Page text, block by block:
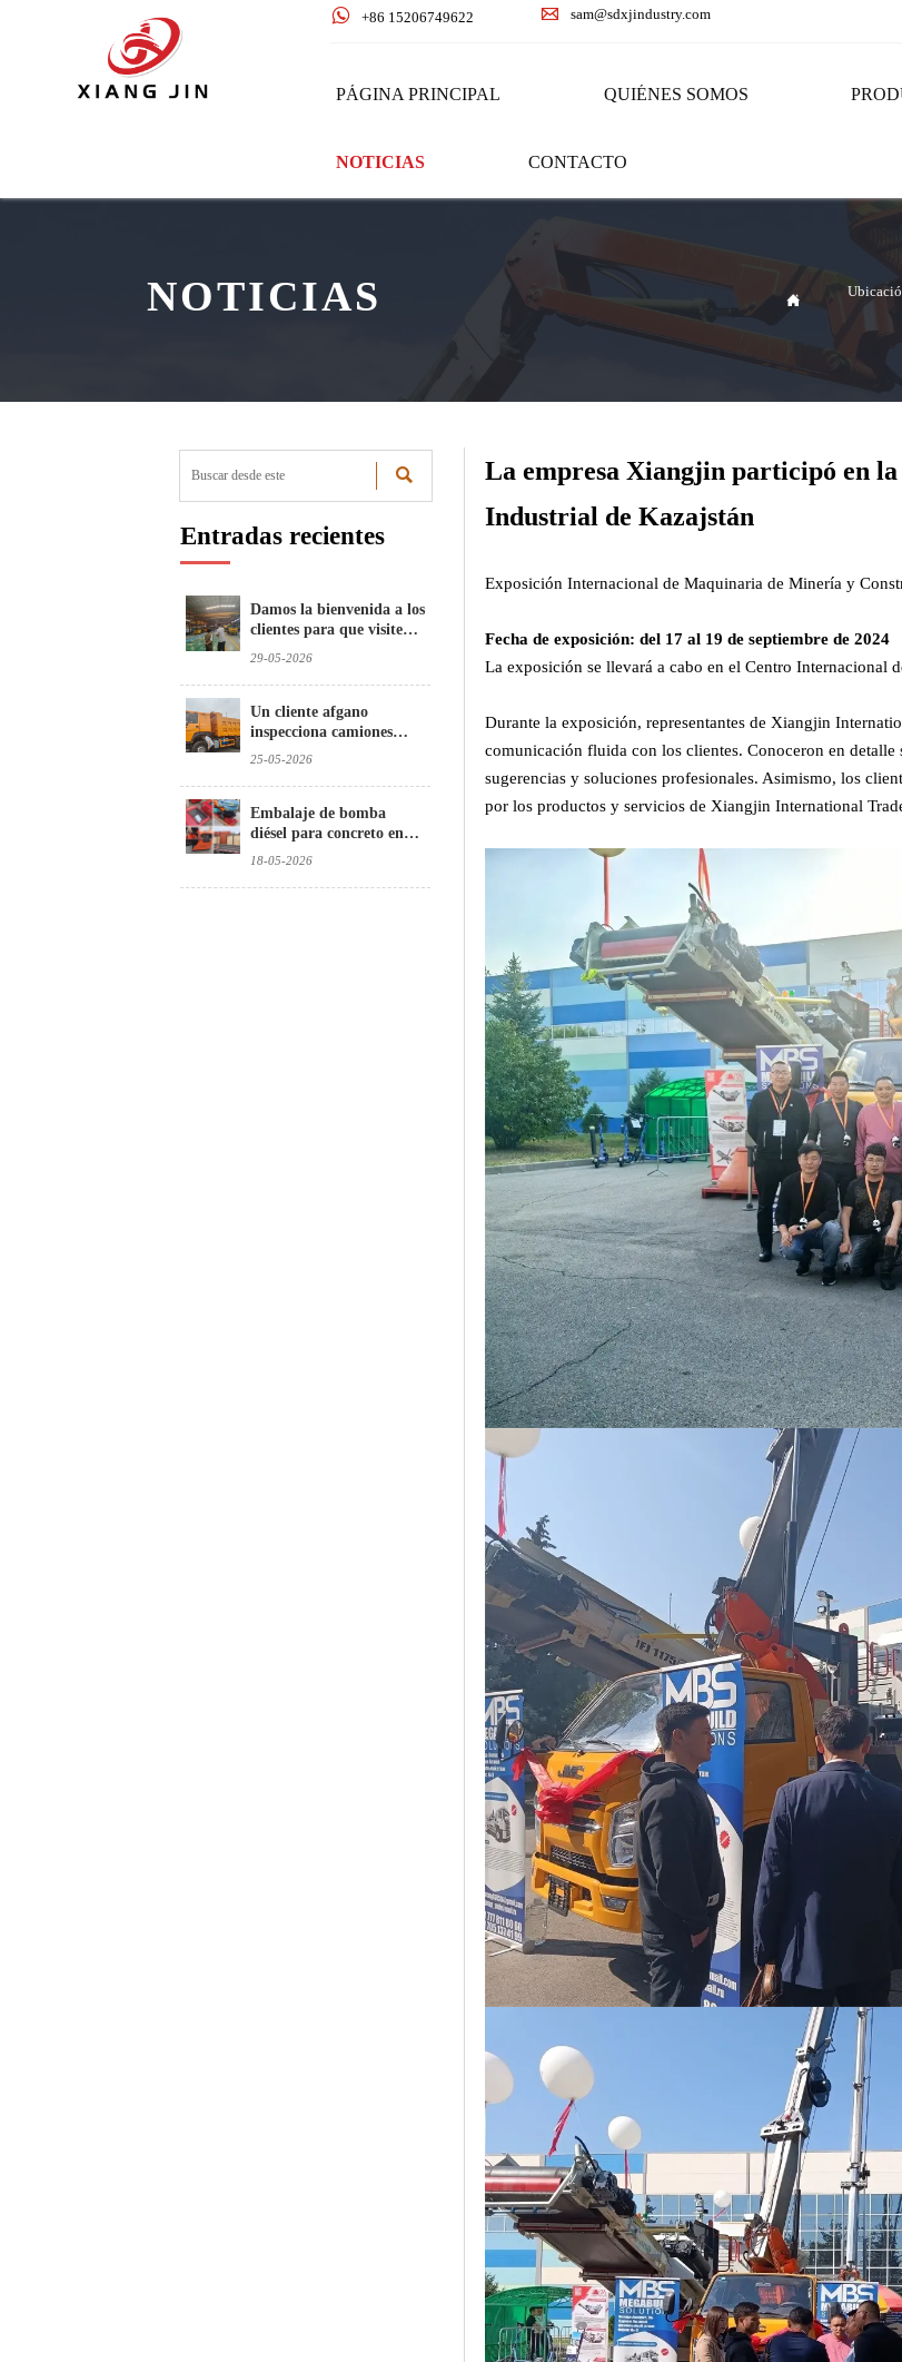
 +86 15206749622  sam@sdxjindustry.com
PÁGINA PRINCIPAL QUIÉNES SOMOS
NOTICIAS CONTACTO
NOTICIAS 

Entradas recientes
Damos la bienvenida a los
clientes para que visiten e
inspeccionen nuestros
29-05-2026
Un cliente afgano
inspecciona camiones
volquete usados
25-05-2026
Embalaje de bomba
diésel para concreto en
Brasil
18-05-2026
La empresa Xiangjin participó en
Industrial de Kazajstán
Exposición Internacional de Maquinaria de Minería y
Fecha de exposición: del 17 al 19 de septiembre de 2024
La exposición se llevará a cabo en el Centro Internacional
Durante la exposición, representantes de Xiangjin
comunicación fluida con los clientes. Conoceron en detalle
sugerencias y soluciones profesionales. Asimismo, los
por los productos y servicios de Xiangjin International